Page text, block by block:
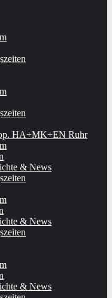
HA+MK+EN Ruhr
& News
& News
& News